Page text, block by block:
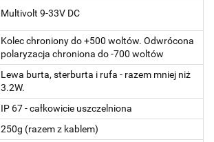
Multivolt 9-33V DC
Kolec chroniony do +500 woltów. Odwrócona
polaryzacja chroniona do -700 woltów
Lewa burta, sterburta i rufa - razem mniej niż
3.2W.
IP 67 - całkowicie uszczelniona
250g (razem z kablem)